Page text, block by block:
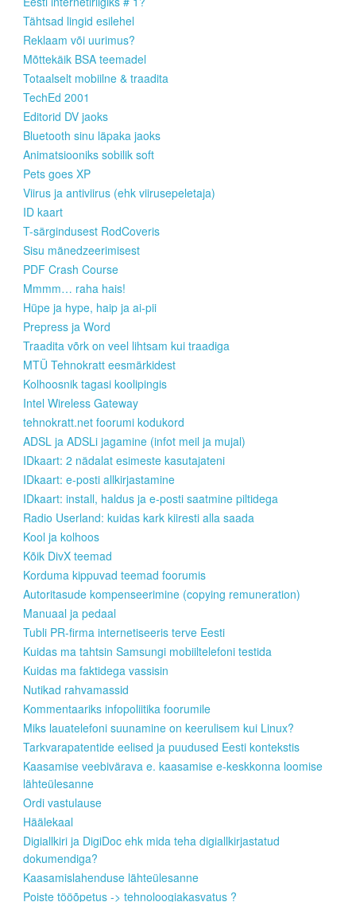
Tähtsad lingid esilehel
Reklaam või uurimus?
Mõttekäik BSA teemadel
Totaalselt mobiilne & traadita
TechEd 2001
Editorid DV jaoks
Bluetooth sinu läpaka jaoks
Animatsiooniks sobilik soft
Pets goes XP
Viirus ja antiviirus (ehk viirusepeletaja)
ID kaart
T-särgindusest RodCoveris
Sisu mänedzeerimisest
PDF Crash Course
Mmmm… raha hais!
Hüpe ja hype, haip ja ai-pii
Prepress ja Word
Traadita võrk on veel lihtsam kui traadiga
MTÜ Tehnokratt eesmärkidest
Kolhoosnik tagasi koolipingis
Intel Wireless Gateway
tehnokratt.net foorumi kodukord
ADSL ja ADSLi jagamine (infot meil ja mujal)
IDkaart: 2 nädalat esimeste kasutajateni
IDkaart: e-posti allkirjastamine
IDkaart: install, haldus ja e-posti saatmine piltidega
Radio Userland: kuidas kark kiiresti alla saada
Kool ja kolhoos
Kõik DivX teemad
Korduma kippuvad teemad foorumis
Autoritasude kompenseerimine (copying remuneration)
Manuaal ja pedaal
Tubli PR-firma internetiseeris terve Eesti
Kuidas ma tahtsin Samsungi mobiiltelefoni testida
Kuidas ma faktidega vassisin
Nutikad rahvamassid
Kommentaariks infopoliitika foorumile
Miks lauatelefoni suunamine on keerulisem kui Linux?
Tarkvarapatentide eelised ja puudused Eesti kontekstis
Kaasamise veebivärava e. kaasamise e-keskkonna loomise
lähteülesanne
Ordi vastulause
Häälekaal
Digiallkiri ja DigiDoc ehk mida teha digiallkirjastatud
dokumendiga?
Kaasamislahenduse lähteülesanne
Poiste tööõpetus -> tehnoloogiakasvatus ?